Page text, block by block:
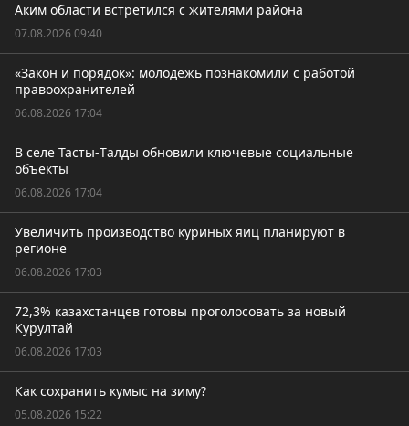
Аким области встретился с жителями района
07.08.2026 09:40
«Закон и порядок»: молодежь познакомили с работой
правоохранителей
06.08.2026 17:04
В селе Тасты-Tалды обновили ключевые социальные
объекты
06.08.2026 17:04
Увеличить производство куриных яиц планируют в
регионе
06.08.2026 17:03
72,3% казахстанцев готовы проголосовать за новый
Курултай
06.08.2026 17:03
Как сохранить кумыс на зиму?
05.08.2026 15:22